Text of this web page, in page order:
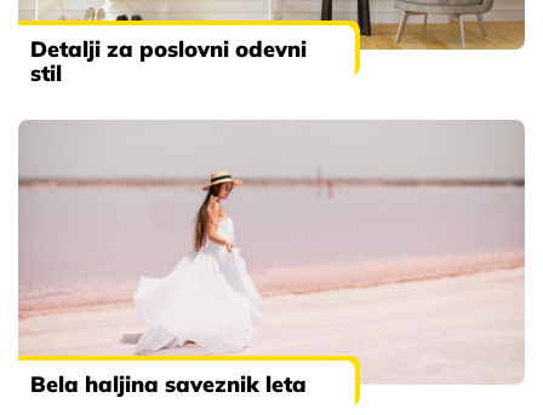
Detalji za poslovni odevni
stil
Bela haljina saveznik leta